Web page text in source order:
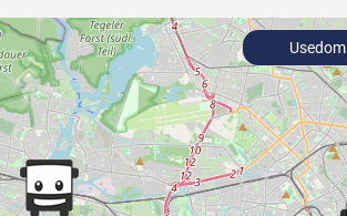
Usedom